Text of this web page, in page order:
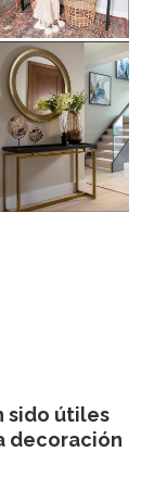
sido útiles
decoración